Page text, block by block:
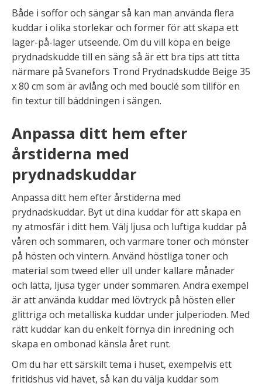
Både i soffor och sängar så kan man använda flera
kuddar i olika storlekar och former för att skapa ett
lager-på-lager utseende. Om du vill köpa en beige
prydnadskudde till en säng så är ett bra tips att titta
närmare på Svanefors Trond Prydnadskudde Beige 35
x 80 cm som är avlång och med bouclé som tillför en
fin textur till bäddningen i sängen.
Anpassa ditt hem efter
årstiderna med
prydnadskuddar
Anpassa ditt hem efter årstiderna med
prydnadskuddar. Byt ut dina kuddar för att skapa en
ny atmosfär i ditt hem. Välj ljusa och luftiga kuddar på
våren och sommaren, och varmare toner och mönster
på hösten och vintern. Använd höstliga toner och
material som tweed eller ull under kallare månader
och lätta, ljusa tyger under sommaren. Andra exempel
är att använda kuddar med lövtryck på hösten eller
glittriga och metalliska kuddar under julperioden. Med
rätt kuddar kan du enkelt förnya din inredning och
skapa en ombonad känsla året runt.
Om du har ett särskilt tema i huset, exempelvis ett
fritidshus vid havet, så kan du välja kuddar som